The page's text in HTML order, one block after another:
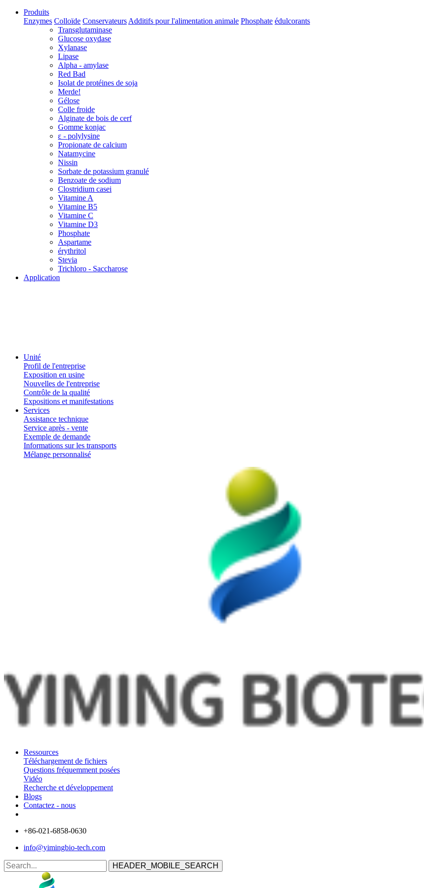
Produits
Enzymes Colloïde Conservateurs Additifs pour l'alimentation animale Phosphate édulcorants
Transglutaminase
Glucose oxydase
Xylanase
Lipase
Alpha - amylase
Red Bad
Isolat de protéines de soja
Merde!
Gélose
Colle froide
Alginate de bois de cerf
Gomme konjac
ε - polylysine
Propionate de calcium
Natamycine
Nissin
Sorbate de potassium granulé
Benzoate de sodium
Clostridium casei
Vitamine A
Vitamine B5
Vitamine C
Vitamine D3
Phosphate
Aspartame
érythritol
Stevia
Trichloro - Saccharose
Application
Unité
Profil de l'entreprise
Exposition en usine
Nouvelles de l'entreprise
Contrôle de la qualité
Expositions et manifestations
Services
Assistance technique
Service après - vente
Exemple de demande
Informations sur les transports
Mélange personnalisé
Ressources
Téléchargement de fichiers
Questions fréquemment posées
Vidéo
Recherche et développement
Blogs
Contactez - nous
+86-021-6858-0630
info@yimingbio-tech.com
HEADER_MOBILE_SEARCH